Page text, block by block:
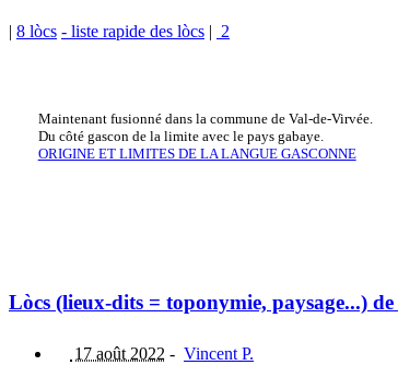
| 8 lòcs - liste rapide des lòcs | 2
Maintenant fusionné dans la commune de Val-de-Virvée.
Du côté gascon de la limite avec le pays gabaye.
ORIGINE ET LIMITES DE LA LANGUE GASCONNE
Lòcs (lieux-dits = toponymie, paysage...) de
17 août 2022 - Vincent P.